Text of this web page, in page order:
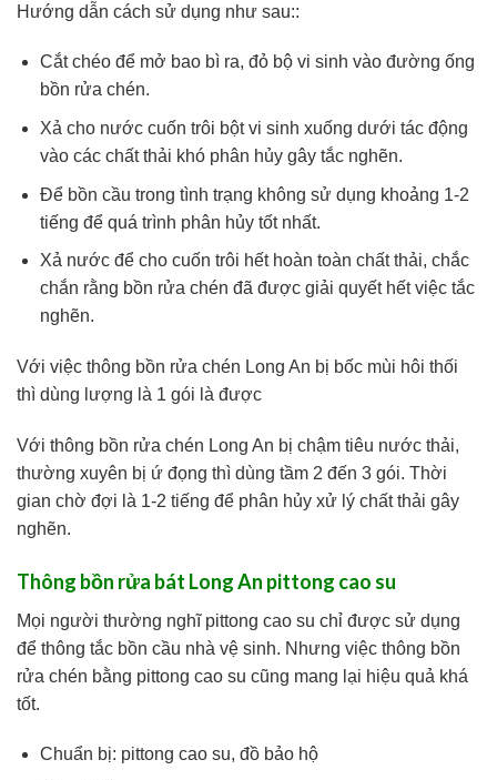
Hướng dẫn cách sử dụng như sau::
Cắt chéo để mở bao bì ra, đỏ bộ vi sinh vào đường ống
bồn rửa chén.
Xả cho nước cuốn trôi bột vi sinh xuống dưới tác động
vào các chất thải khó phân hủy gây tắc nghẽn.
Để bồn cầu trong tình trạng không sử dụng khoảng 1-2
tiếng để quá trình phân hủy tốt nhất.
Xả nước để cho cuốn trôi hết hoàn toàn chất thải, chắc
chắn rằng bồn rửa chén đã được giải quyết hết việc tắc
nghẽn.
Với việc thông bồn rửa chén Long An bị bốc mùi hôi thối
thì dùng lượng là 1 gói là được
Với thông bồn rửa chén Long An bị chậm tiêu nước thải,
thường xuyên bị ứ đọng thì dùng tầm 2 đến 3 gói. Thời
gian chờ đợi là 1-2 tiếng để phân hủy xử lý chất thải gây
nghẽn.
Thông bồn rửa bát Long An pittong cao su
Mọi người thường nghĩ pittong cao su chỉ được sử dụng
để thông tắc bồn cầu nhà vệ sinh. Nhưng việc thông bồn
rửa chén bằng pittong cao su cũng mang lại hiệu quả khá
tốt.
Chuẩn bị: pittong cao su, đồ bảo hộ